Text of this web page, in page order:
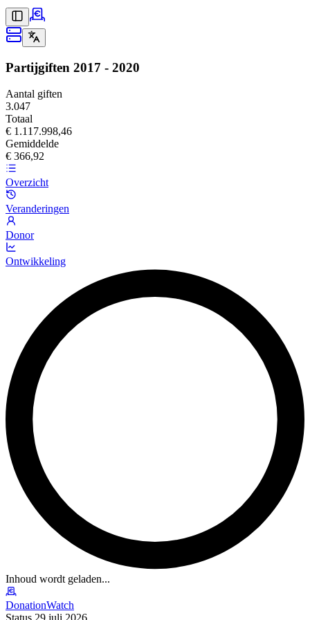
Partijgiften 2017 - 2020
Aantal giften
3.047
Totaal
€ 1.117.998,46
Gemiddelde
€ 366,92
Overzicht
Veranderingen
Donor
Ontwikkeling
Inhoud wordt geladen...
DonationWatch
Status 29 juli 2026